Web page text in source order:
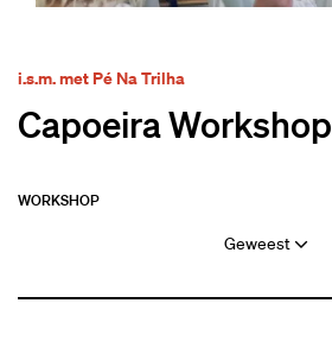
Capoeira Workshop
i.s.m. met Pé Na Trilha
WORKSHOP
Geweest